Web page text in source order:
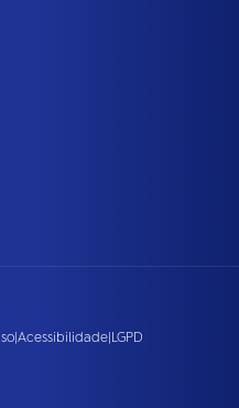
|Acessibilidade|LGPD